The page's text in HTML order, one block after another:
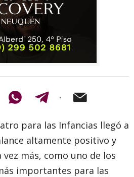
para las Infancias llegó a
altamente positivo y
más, como uno de los
importantes para las